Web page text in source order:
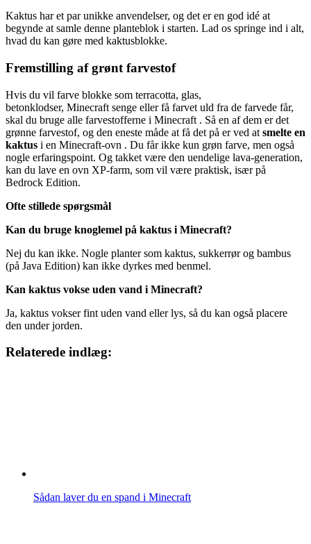
Kaktus har et par unikke anvendelser, og det er en god idé at
begynde at samle denne planteblok i starten. Lad os springe ind i alt,
hvad du kan gøre med kaktusblokke.
Fremstilling af grønt farvestof
Hvis du vil farve blokke som terracotta, glas,
betonklodser, Minecraft senge eller få farvet uld fra de farvede får,
skal du bruge alle farvestofferne i Minecraft . Så en af ​​dem er det
grønne farvestof, og den eneste måde at få det på er ved at smelte en
kaktus i en Minecraft-ovn . Du får ikke kun grøn farve, men også
nogle erfaringspoint. Og takket være den uendelige lava-generation,
kan du lave en ovn XP-farm, som vil være praktisk, især på
Bedrock Edition.
Ofte stillede spørgsmål
Kan du bruge knoglemel på kaktus i Minecraft?
Nej du kan ikke. Nogle planter som kaktus, sukkerrør og bambus
(på Java Edition) kan ikke dyrkes med benmel.
Kan kaktus vokse uden vand i Minecraft?
Ja, kaktus vokser fint uden vand eller lys, så du kan også placere
den under jorden.
Relaterede indlæg:
Sådan laver du en spand i Minecraft